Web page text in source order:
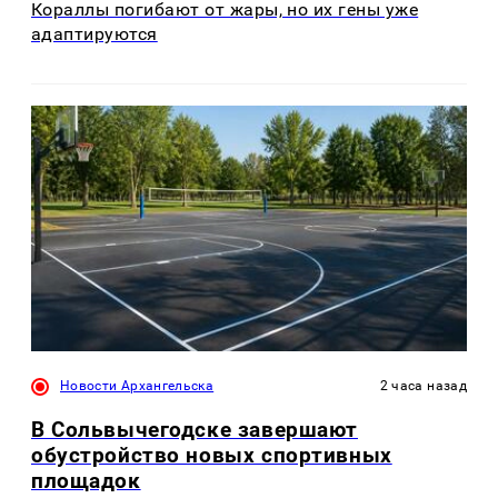
Кораллы погибают от жары, но их гены уже
адаптируются
Новости Архангельска 2 часа назад
В Сольвычегодске завершают
обустройство новых спортивных
площадок